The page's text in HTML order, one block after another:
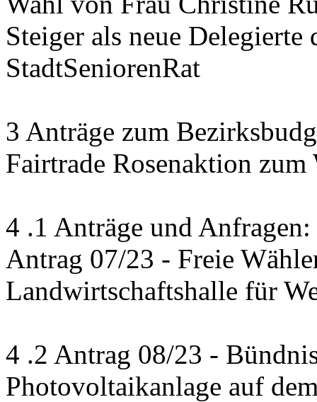
Steiger als neue Delegierte
StadtSeniorenRat
3 Anträge zum
Fairtrade Rosenaktion
4 .1 Anträge und Anfragen:
Antrag 07/23 - Freie
Landwirtschaftshalle für
4 .2 Antrag 08/23 -
Photovoltaikanlage auf